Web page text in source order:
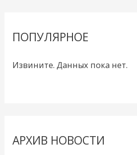
ПОПУЛЯРНОЕ
Извините. Данных пока нет.
АРХИВ НОВОСТИ